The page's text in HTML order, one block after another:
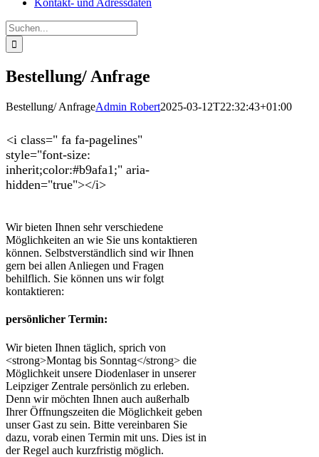
Kontakt- und Adressdaten
Suche
nach:
Bestellung/ Anfrage
Bestellung/ AnfrageAdmin Robert2025-03-12T22:32:43+01:00
<i class=" fa fa-pagelines"
style="font-size:
inherit;color:#b9afa1;" aria-
hidden="true"></i>
Wir bieten Ihnen sehr verschiedene
Möglichkeiten an wie Sie uns kontaktieren
können. Selbstverständlich sind wir Ihnen
gern bei allen Anliegen und Fragen
behilflich. Sie können uns wir folgt
kontaktieren:
persönlicher Termin:
Wir bieten Ihnen täglich, sprich von
<strong>Montag bis Sonntag</strong> die
Möglichkeit unsere Diodenlaser in unserer
Leipziger Zentrale persönlich zu erleben.
Denn wir möchten Ihnen auch außerhalb
Ihrer Öffnungszeiten die Möglichkeit geben
unser Gast zu sein. Bitte vereinbaren Sie
dazu, vorab einen Termin mit uns. Dies ist in
der Regel auch kurzfristig möglich.